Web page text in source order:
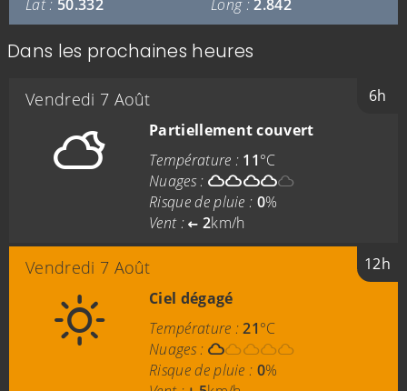
Lat : 50.332 Long :2.842
Dans les prochaines heures
Vendredi 7 Août
6h
Partiellement couvert
Température : 11°C
Nuages :
Risque de pluie : 0%
Vent :
2km/h
Vendredi 7 Août
12h
Ciel dégagé
Température :21°C
Nuages :
Risque de pluie : 0%